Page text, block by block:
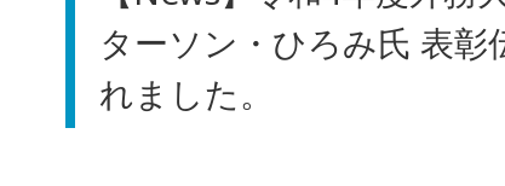
ターソン・ひろみ氏 表彰
れました。